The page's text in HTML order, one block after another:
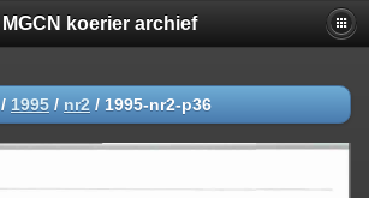
MGCN koerier archief
/ 1995 / nr2 / 1995-nr2-p36